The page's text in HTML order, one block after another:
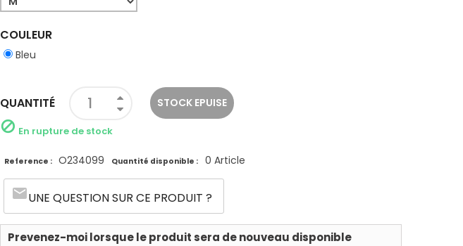
COULEUR
Bleu
QUANTITÉ STOCK EPUISE
 En rupture de stock
Reference : O234099 Quantité disponible : 0 Article
emailUNE QUESTION SUR CE PRODUIT ?
Prevenez-moi lorsque le produit sera de nouveau disponible